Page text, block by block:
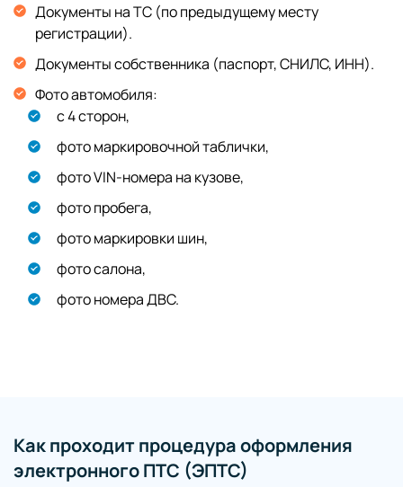
Документы на ТС (по предыдущему месту
регистрации).
Документы собственника (паспорт, СНИЛС, ИНН).
Фото автомобиля:
с 4 сторон,
фото маркировочной таблички,
фото VIN-номера на кузове,
фото пробега,
фото маркировки шин,
фото салона,
фото номера ДВС.
Как проходит процедура оформления
электронного ПТС (ЭПТС)